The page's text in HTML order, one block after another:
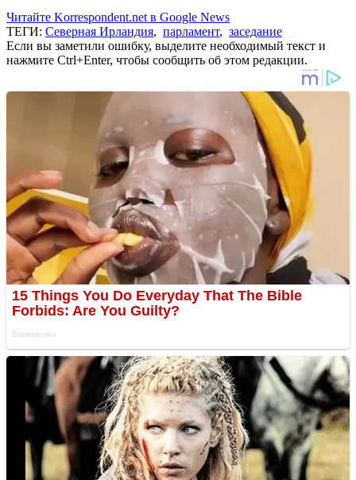
Читайте Korrespondent.net в Google News
ТЕГИ: Северная Ирландия, парламент, заседание
Если вы заметили ошибку, выделите необходимый текст и
нажмите Ctrl+Enter, чтобы сообщить об этом редакции.